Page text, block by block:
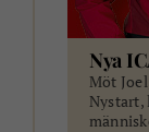
Nya
Möt
Nystart,